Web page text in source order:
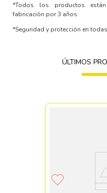
*Todos los productos
fabricación por 3 años
*Seguridad y protección en
ÚLTIMOS